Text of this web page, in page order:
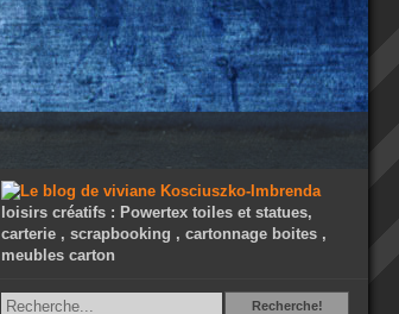
loisirs créatifs : Powertex toiles et statues,
carterie , scrapbooking , cartonnage boites ,
meubles carton
RechercheRecherche!